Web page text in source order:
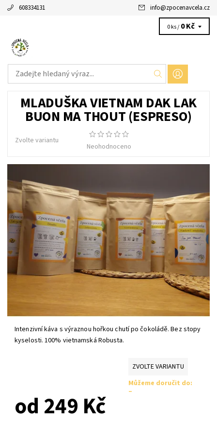
608334131 info@zpocenavcela.cz
0 ks / 0 Kč
MLADUŠKA VIETNAM DAK LAK
BUON MA THOUT (ESPRESO)
Zvolte variantu
Neohodnoceno
Intenzivní káva s výraznou hořkou chutí po čokoládě. Bez stopy
kyselosti. 100% vietnamská Robusta.
ZVOLTE VARIANTU
Můžeme doručit do:
–
od 249 Kč